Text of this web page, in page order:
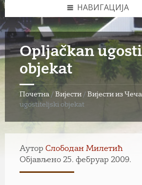
НАВИГАЦИЈА
Opljačkan
objekat
Почетна / Вијести / Вијести из
ugostiteljski objekat
Аутор Слободан Милетић
Објављено 25. фебруар 2009.